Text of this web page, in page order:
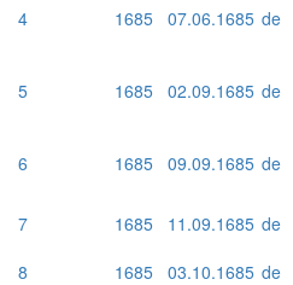
4 1685 07.06.1685 de
5 1685 02.09.1685 de
6 1685 09.09.1685 de
7 1685 11.09.1685 de
8
1685 03.10.1685 de